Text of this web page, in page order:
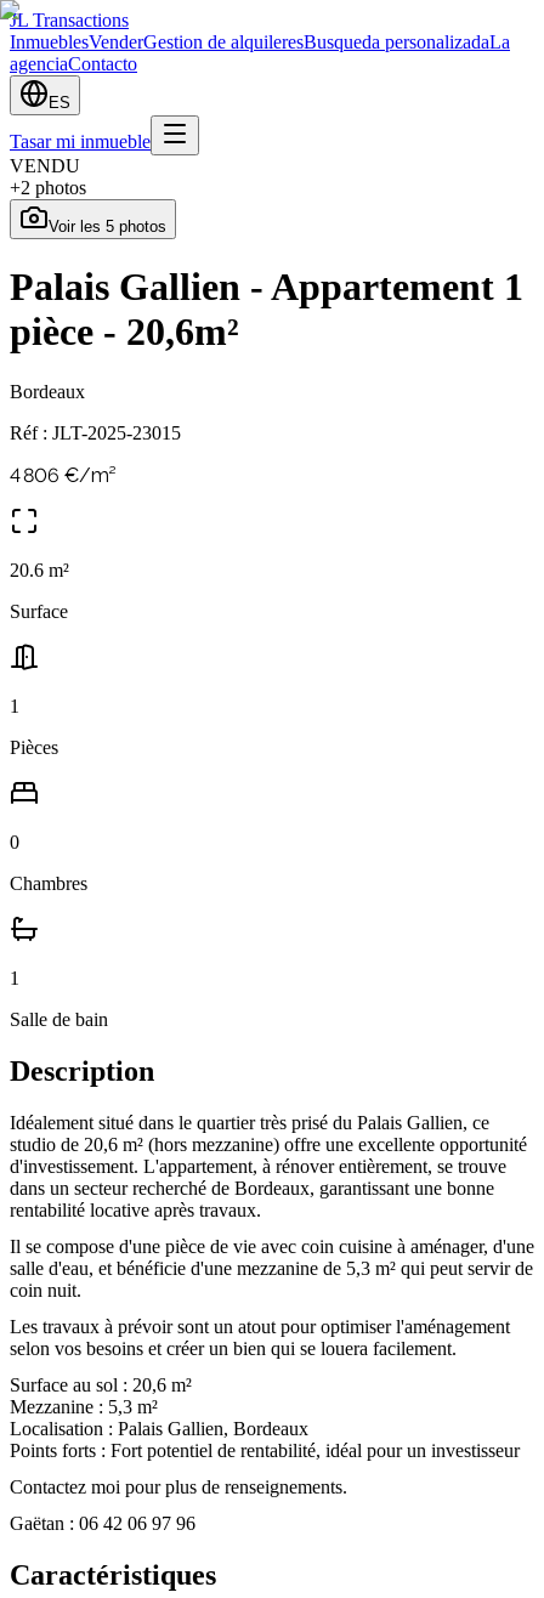
JL Transactions
InmueblesVenderGestion de alquileresBusqueda personalizadaLa
agenciaContacto
ES
Tasar mi inmueble
VENDU
+2 photos
Voir les 5 photos
Palais Gallien - Appartement 1
pièce - 20,6m²
Bordeaux
Réf : JLT-2025-23015
4 806 €/m²
20.6 m²
Surface
1
Pièces
0
Chambres
1
Salle de bain
Description
Idéalement situé dans le quartier très prisé du Palais Gallien, ce
studio de 20,6 m² (hors mezzanine) offre une excellente opportunité
d'investissement. L'appartement, à rénover entièrement, se trouve
dans un secteur recherché de Bordeaux, garantissant une bonne
rentabilité locative après travaux.
Il se compose d'une pièce de vie avec coin cuisine à aménager, d'une
salle d'eau, et bénéficie d'une mezzanine de 5,3 m² qui peut servir de
coin nuit.
Les travaux à prévoir sont un atout pour optimiser l'aménagement
selon vos besoins et créer un bien qui se louera facilement.
Surface au sol : 20,6 m²
Mezzanine : 5,3 m²
Localisation : Palais Gallien, Bordeaux
Points forts : Fort potentiel de rentabilité, idéal pour un investisseur
Contactez moi pour plus de renseignements.
Gaëtan : 06 42 06 97 96
Caractéristiques